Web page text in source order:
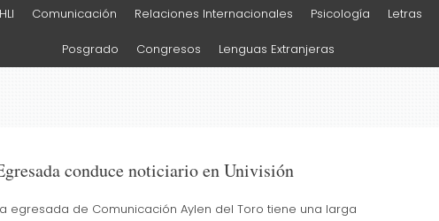
Comunicación Relaciones Internacionales Psicología Letras
Posgrado Congresos Lenguas Extranjeras
conduce noticiario en Univisión
egresada de Comunicación Aylen del Toro tiene una larga